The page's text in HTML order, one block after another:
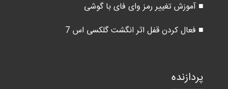
■ آموزش تغییر رمز وای فای با گوشی
■ فعال کردن قفل اثر انگشت گلکسی اس 7
پردازنده